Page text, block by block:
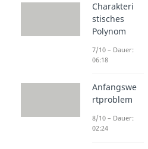
Charakteri
stisches
Polynom
7/10 – Dauer:
06:18
Anfangswe
rtproblem
8/10 – Dauer:
02:24